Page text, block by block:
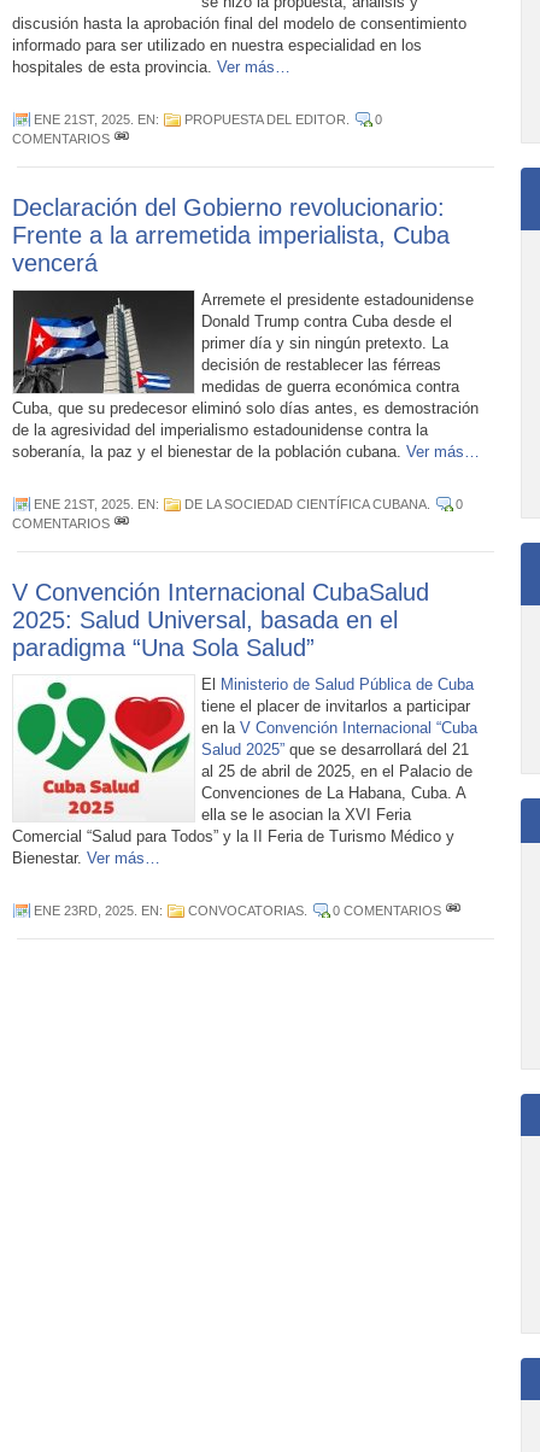
discusión hasta la aprobación final del modelo de consentimiento
informado para ser utilizado en nuestra especialidad en los
hospitales de esta provincia. Ver más…
ENE 21ST, 2025 . EN: PROPUESTA DEL EDITOR
0
COMENTARIOS
Declaración del Gobierno revolucionario:
Frente a la arremetida imperialista, Cuba
vencerá
Arremete el presidente estadounidense
Donald Trump contra Cuba desde el
primer día y sin ningún pretexto. La
decisión de restablecer las férreas
medidas de guerra económica contra
Cuba, que su predecesor eliminó solo días antes, es demostración
de la agresividad del imperialismo estadounidense contra la
soberanía, la paz y el bienestar de la población cubana. Ver más…
ENE 21ST, 2025 . EN: DE LA SOCIEDAD CIENTÍFICA CUBANA
0
COMENTARIOS
V Convención Internacional CubaSalud
2025: Salud Universal, basada en el
paradigma “Una Sola Salud”
El
Ministerio de Salud Pública de Cuba
tiene el placer de invitarlos a participar
en la V Convención Internacional “Cuba
Salud 2025” que se desarrollará del 21
al 25 de abril de 2025, en el Palacio de
Convenciones de La Habana, Cuba. A
ella se le asocian la XVI Feria
Comercial “Salud para Todos” y la II Feria de Turismo Médico y
Bienestar. Ver más…
ENE 23RD, 2025 . EN: CONVOCATORIAS 0 COMENTARIOS